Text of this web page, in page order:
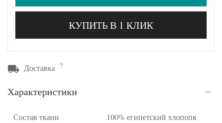
КУПИТЬ В 1 КЛИК
Доставка ?
Характеристики
Состав ткани
100% египетский хлопопк